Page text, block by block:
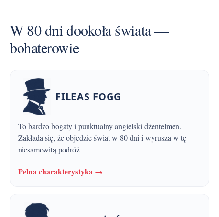
W 80 dni dookoła świata —
bohaterowie
FILEAS FOGG
To bardzo bogaty i punktualny angielski dżentelmen.
Zakłada się, że objedzie świat w 80 dni i wyrusza w tę
niesamowitą podróż.
Pelna charakterystyka →